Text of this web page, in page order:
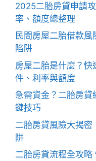
2025二胎房貸申請
率、額度總整理
民間房屋二胎借款
陷阱
房屋二胎是什麼？快
件、利率與額度
急需資金？二胎房貸
鍵技巧
二胎房貸風險大揭
阱
二胎房貸流程全攻